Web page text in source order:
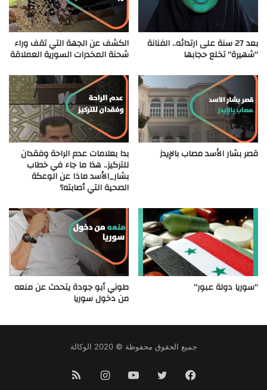
بعد 27 سنة على ارتدائه.. الفنانة
“شهيرة” تخلع حجابها
الكشف عن الجهة التي تقف وراء
شحنة المخدرات السورية العملاقة
قصر بشار الأسد مصاب بالإيدز بدا بعلامات عدم الراحة وفقدان
للتركيز.. هذا ما جاء في خطاب
بشار_الأسد ماذا عن الوعكة
الصحية التي أصابته؟
“سوريا دولة عبور” طوني أبو جودة يتحدث عن منعه
من دخول سوريا
جميع الحقوق محفوظة © 2020 الوكالة
فيسبوك تويتر يوتيوب انستقرام